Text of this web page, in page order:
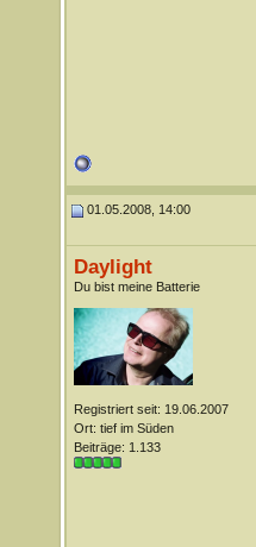
01.05.2008, 14:00
Daylight
Du bist meine Batterie
Registriert seit: 19.06.2007
Ort: tief im Süden
Beiträge: 1.133